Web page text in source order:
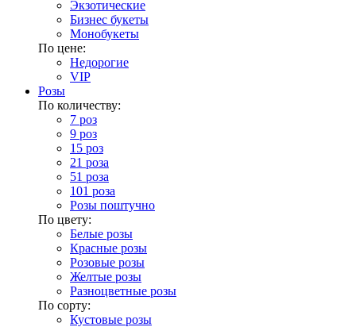
Экзотические
Бизнес букеты
Монобукеты
По цене:
Недорогие
VIP
Розы
По количеству:
7 роз
9 роз
15 роз
21 роза
51 роза
101 роза
Розы поштучно
По цвету:
Белые розы
Красные розы
Розовые розы
Желтые розы
Разноцветные розы
По сорту:
Кустовые розы